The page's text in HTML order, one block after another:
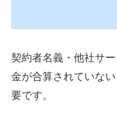
契約者名義・他社サ
金が合算されていな
要です。